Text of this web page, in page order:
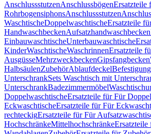
AnschlussstutzenAnschlussbögenErsatzteile
RohrbogensiphonsAnschlussstutzen
WaschtischeDoppelwaschtischeErsatzteile
HandwaschbeckenAufsatzhandwaschbecken
EinbauwaschtischeUnterbauwaschtische
KinderWaschtischeWaschrinnenErsatzteile
AusgüsseMehrzweckbeckenGipsfangbecken
HalbsäulenZubehörAblaufdeckel
UnterschrankSets Waschtisch mit
UnterschrankBadezimmermöbel
DoppelwaschtischeErsatzteile für Für
EckwaschtischeErsatzteile für Für
rechteckigErsatzteile für Für
HochschränkeMittelhochschränkeErsatzteile